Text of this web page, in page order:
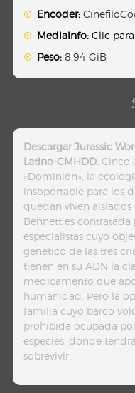
Encoder:
Mediainfo: Clic
Peso: 8.94 GiB
Descargar Jurassic
Latino-CMHDD. Cinco
«Dominion», la
insoportable para los
quedan viven aislados
Bennett es
especialistas cuyo
genético de las tres
tienen en su ADN la
medicamento que
humanidad. Pero la
familia cuyo barco
prohibida ocupada
especies, donde
sobrevivir.